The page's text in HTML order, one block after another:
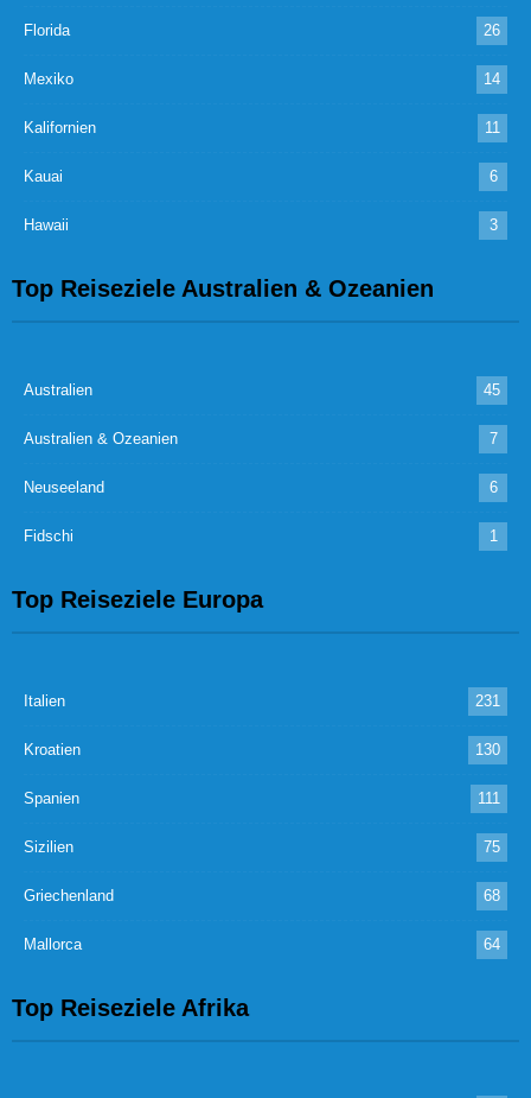
Florida 26
Mexiko 14
Kalifornien 11
Kauai 6
Hawaii 3
Top Reiseziele Australien & Ozeanien
Australien 45
Australien & Ozeanien 7
Neuseeland 6
Fidschi 1
Top Reiseziele Europa
Italien 231
Kroatien 130
Spanien 111
Sizilien 75
Griechenland 68
Mallorca 64
Top Reiseziele Afrika